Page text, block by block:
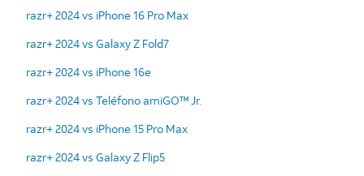
razr+ 2024 vs iPhone 16 Pro Max
razr+ 2024 vs Galaxy Z Fold7
razr+ 2024 vs iPhone 16e
razr+ 2024 vs Teléfono amiGO™ Jr.
razr+ 2024 vs iPhone 15 Pro Max
razr+ 2024 vs Galaxy Z Flip5